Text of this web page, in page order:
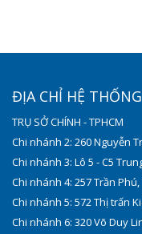
ĐỊA CHỈ HỆ
TRỤ SỞ CHÍNH - TPHCM
Chi nhánh 2: 260 Nguyễn
Chi nhánh 3: Lô 5 - C5
Chi nhánh 4: 257 Trần Phú,
Chi nhánh 5: 572 Thị trấn
Chi nhánh 6: 320 Võ Duy